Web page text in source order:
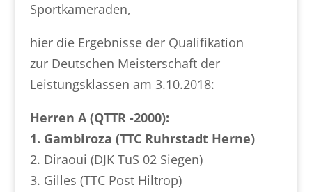
Sportkameraden,
hier die Ergebnisse der Qualifikation
zur De​utschen Meiste​rschaft der
Leistungsklassen am 3.10.2018:
Herren A (QTTR -2000):
1. Gambiroza (TTC Ruhrstadt Herne)
2. Diraoui (DJK TuS 02 Siegen)
3. Gilles (TTC Post Hiltrop)